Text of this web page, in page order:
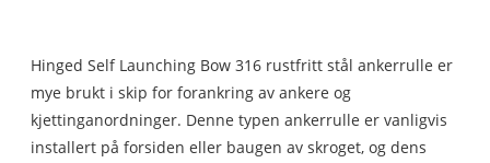
Hinged Self Launching Bow 316 rustfritt stål ankerrulle er
mye brukt i skip for forankring av ankere og
kjettinganordninger. Denne typen ankerrulle er vanligvis
installert på forsiden eller baugen av skroget, og dens